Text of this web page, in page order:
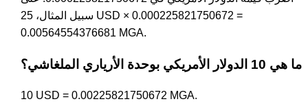
سبيل المثال، 25 USD × 0.000225821750672 =
0.00564554376681 MGA.
ما هي 10 الدولار الأمريكي بوحدة الأرياري الملغاشي؟
10 USD = 0.00225821750672 MGA.